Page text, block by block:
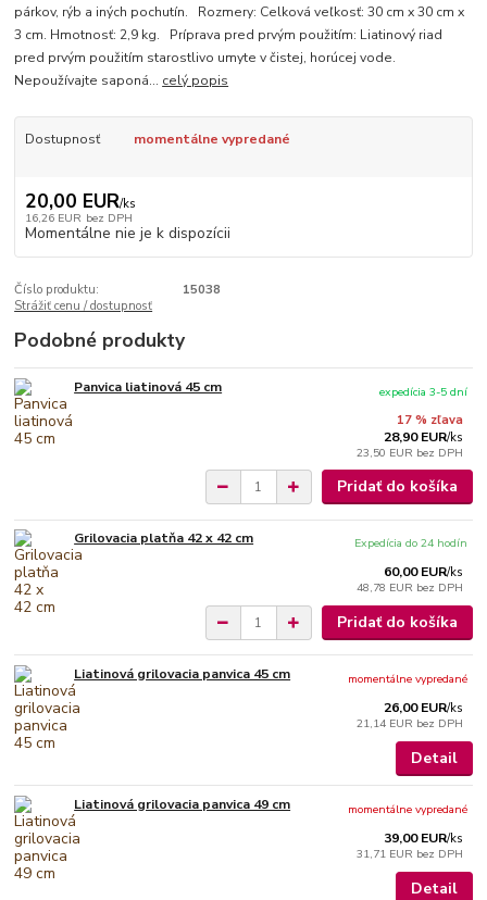
párkov, rýb a iných pochutín. Rozmery: Celková veľkosť: 30 cm x 30 cm x
3 cm. Hmotnosť: 2,9 kg. Príprava pred prvým použitím: Liatinový riad
pred prvým použitím starostlivo umyte v čistej, horúcej vode.
Nepoužívajte saponá... celý popis
Dostupnosť momentálne vypredané
20,00 EUR/ks
16,26 EUR bez DPH
Momentálne nie je k dispozícii
Číslo produktu:
15038
Strážiť cenu / dostupnosť
Podobné produkty
Panvica liatinová 45 cm
17 % zľava
28,90 EUR/ks
23,50 EUR bez DPH
expedícia 3-5 dní
Pridať do košíka
Grilovacia platňa 42 x 42 cm
60,00 EUR/ks
48,78 EUR bez DPH
Expedícia do 24 hodín
Pridať do košíka
Liatinová grilovacia panvica 45 cm
26,00 EUR/ks
21,14 EUR bez DPH
momentálne vypredané
Detail
Liatinová grilovacia panvica 49 cm
39,00 EUR/ks
31,71 EUR bez DPH
momentálne vypredané
Detail